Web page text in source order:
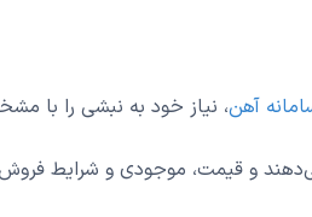
آهن، نیاز خود به نبشی را با